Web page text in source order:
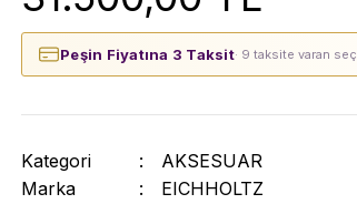
Peşin Fiyatına 3 Taksit· 9 taksite varan
Kategori
AKSESUAR
Marka
EICHHOLTZ